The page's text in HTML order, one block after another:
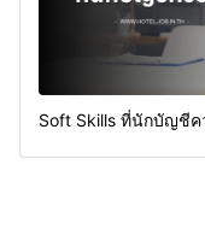
Soft Skills ที่นักบัญชีค